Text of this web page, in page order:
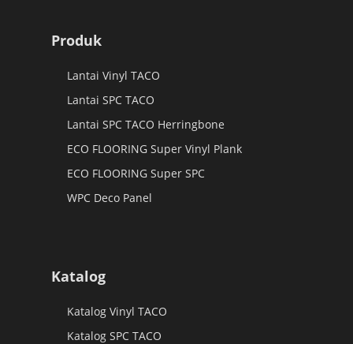
Produk
Lantai Vinyl TACO
Lantai SPC TACO
Lantai SPC TACO Herringbone
ECO FLOORING Super Vinyl Plank
ECO FLOORING Super SPC
WPC Deco Panel
Katalog
Katalog Vinyl TACO
Katalog SPC TACO